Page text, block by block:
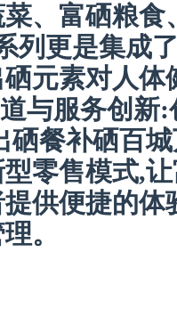
、富硒粮
列更是集成
元素对人
与服务创新
硒餐补硒百
零售模式,
供便捷的
。